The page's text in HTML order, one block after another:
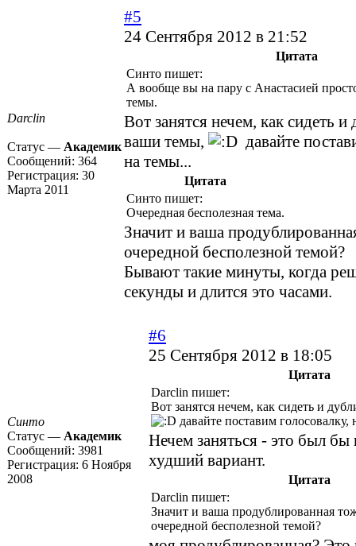
Darclin
Статус — Академик
Сообщений: 364
Регистрация: 30
Марта 2011
#5
24 Сентября 2012 в 21:52
Цитата
Синто пишет:
А вообще вы на пару с Анастасией
темы.
Вот занятся нечем, как сидеть и
ваши темы,
давайте
на темы...
Цитата
Синто пишет:
Очередная бесполезная тема.
Значит и ваша
очередной бесполезной темой?
Бывают такие минуты, когда
секунды и длится это часами.
Синто
Статус — Академик
Сообщений: 3981
Регистрация: 6 Ноября
2008
#6
25 Сентября 2012 в 18:05
Цитата
Darclin пишет:
Вот занятся нечем, как сидеть и
давайте поставим голосовалку,
Нечем заняться - это был бы
худший вариант.
Цитата
Darclin пишет:
Значит и ваша продублированная
очередной бесполезной темой?